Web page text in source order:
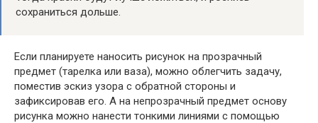
сохраниться дольше.
Если планируете наносить рисунок на прозрачный
предмет (тарелка или ваза), можно облегчить задачу,
поместив эскиз узора с обратной стороны и
зафиксировав его. А на непрозрачный предмет основу
рисунка можно нанести тонкими линиями с помощью